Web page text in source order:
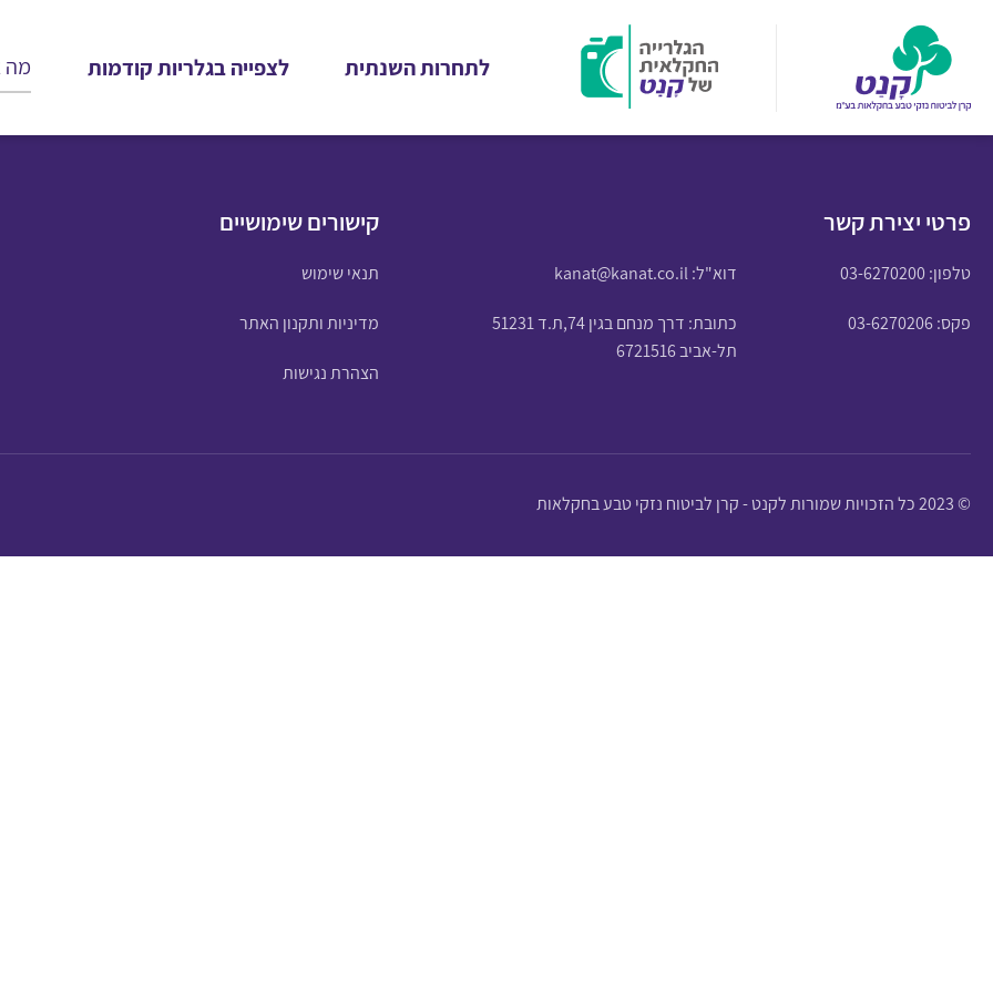
לתחרות השנתית לצפייה בגלריות קודמות
פרטי יצירת קשר
טלפון:03-6270200 דוא"ל:kanat@kanat.co.il
פקס: 03-6270206
כתובת: דרך מנחם בגין 74,ת.ד 51231
תל-אביב 6721516
קישורים שימושיים
תנאי שימוש
מדיניות ותקנון האתר
הצהרת נגישות
© 2023 כל הזכויות שמורות לקנט - קרן לביטוח נזקי טבע בחקלאות